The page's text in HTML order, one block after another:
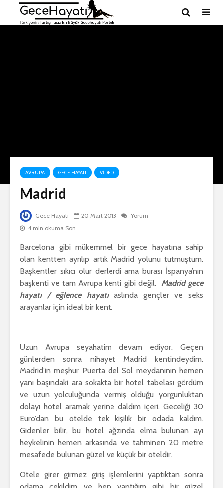
AVRUPA GECE HAYATI VIDEO
Madrid
Gece Hayatı 20 Mart 2013
Yorum
4 min okuma Son
Barcelona gibi mükemmel bir gece hayatına sahip
olan kentten ayrılıp artık Madrid yolunu tutmuştum.
Başkentler sıkıcı olur derlerdi ama burası İspanya’nın
başkenti ve tam Avrupa kenti gibi değil. Madrid gece
hayatı / eğlence hayatı aslında gençler ve seks
arayanlar için ideal bir kent.
Uzun Avrupa seyahatim devam ediyor. Geçen
günlerden sonra nihayet Madrid kentindeydim.
Madrid’in meşhur Puerta del Sol meydanının hemen
yanı başındaki ara sokakta bir hotel tabelası gördüm
ve uzun yolculuğunda vermiş olduğu yorgunluktan
dolayı hotel aramak yerine daldım içeri. Geceliği 30
Euro’dan bu otelde tek kişilik bir odada kaldım.
Gidenler bilir, bu hotel ağzında elma bulunan ayı
heykelinin hemen arkasında ve tahminen 20 metre
mesafede bulunan güzel ve küçük bir oteldir.
Otele girer girmez giriş işlemlerini yaptıktan sonra